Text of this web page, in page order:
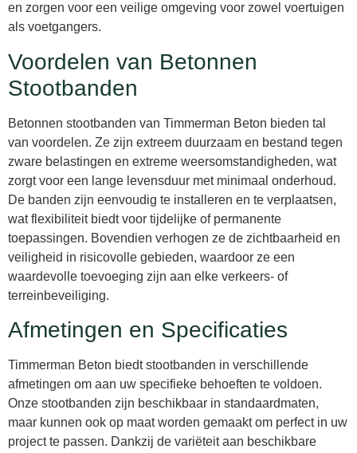
en zorgen voor een veilige omgeving voor zowel voertuigen
als voetgangers.
Voordelen van Betonnen
Stootbanden
Betonnen stootbanden van Timmerman Beton bieden tal
van voordelen. Ze zijn extreem duurzaam en bestand tegen
zware belastingen en extreme weersomstandigheden, wat
zorgt voor een lange levensduur met minimaal onderhoud.
De banden zijn eenvoudig te installeren en te verplaatsen,
wat flexibiliteit biedt voor tijdelijke of permanente
toepassingen. Bovendien verhogen ze de zichtbaarheid en
veiligheid in risicovolle gebieden, waardoor ze een
waardevolle toevoeging zijn aan elke verkeers- of
terreinbeveiliging.
Afmetingen en Specificaties
Timmerman Beton biedt stootbanden in verschillende
afmetingen om aan uw specifieke behoeften te voldoen.
Onze stootbanden zijn beschikbaar in standaardmaten,
maar kunnen ook op maat worden gemaakt om perfect in uw
project te passen. Dankzij de variëteit aan beschikbare